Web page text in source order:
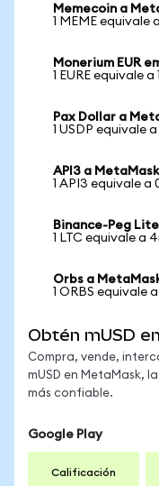
Memecoin a
1 MEME equivale
Monerium EUR
1 EURE equivale a
Pax Dollar a
1 USDP equivale
API3 a MetaMask
1 API3 equivale a
Binance-Peg
1 LTC equivale a
Orbs a
1 ORBS equivale
Obtén mUSD
Compra, vende,
mUSD en MetaMask,
más confiable.
Google Play
Calificación